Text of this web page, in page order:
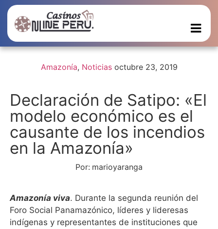
Amazonía, Noticias octubre 23, 2019
Declaración de Satipo: «El
modelo económico es el
causante de los incendios
en la Amazonía»
Por: marioyaranga
Amazonía viva. Durante la segunda reunión del
Foro Social Panamazónico, líderes y lideresas
indígenas y representantes de instituciones que